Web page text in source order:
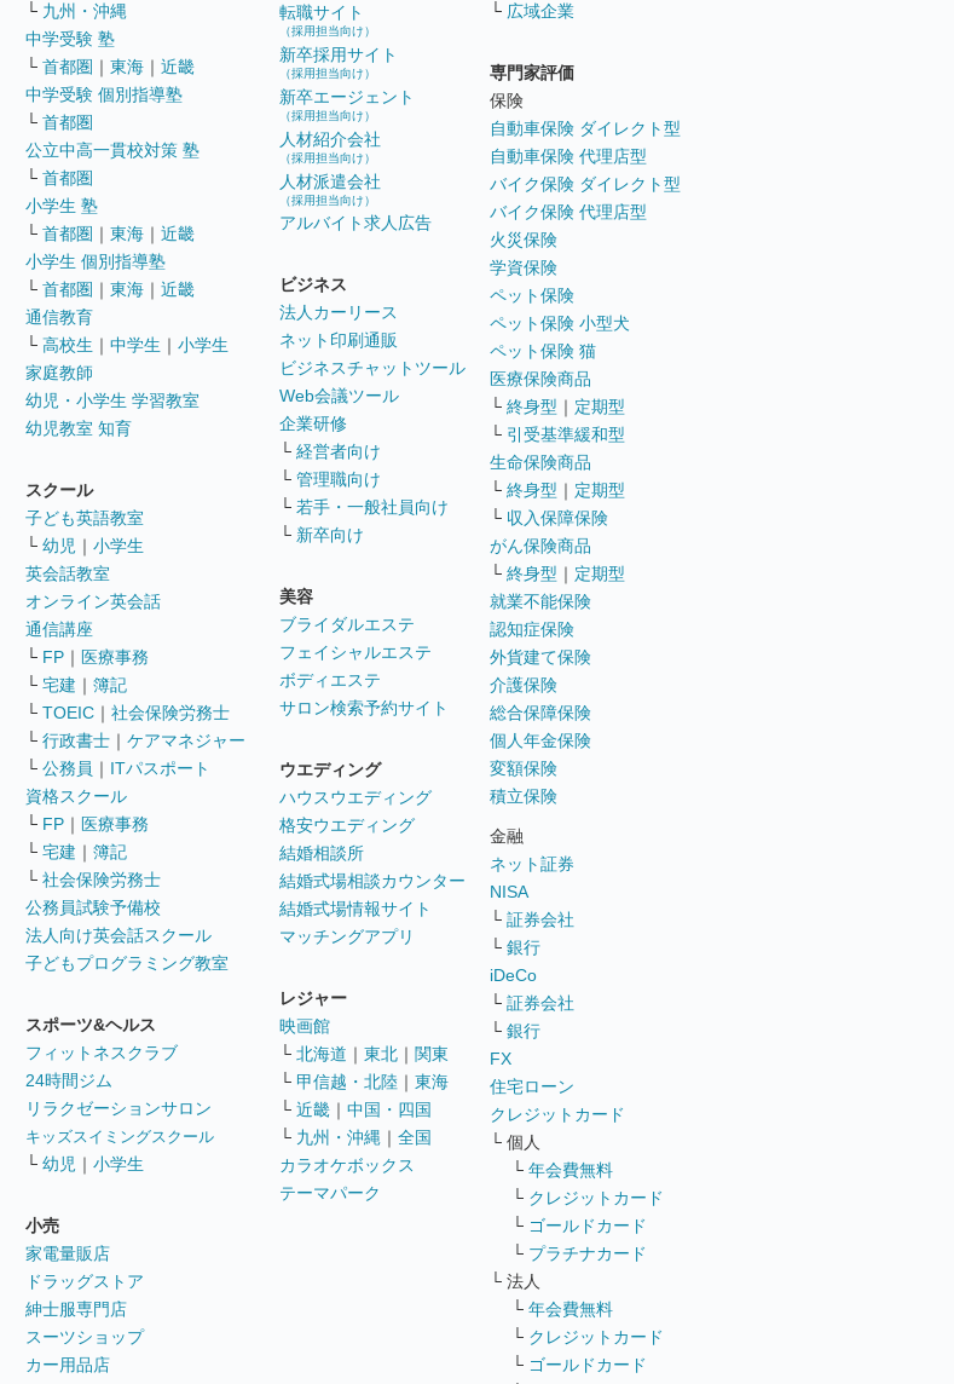
└ 九州・沖縄
中学受験 塾
└ 首都圏 ｜ 東海 ｜ 近畿
中学受験 個別指導塾
└ 首都圏
公立中高一貫校対策 塾
└ 首都圏
小学生 塾
└ 首都圏 ｜ 東海 ｜ 近畿
小学生 個別指導塾
└ 首都圏 ｜ 東海 ｜ 近畿
通信教育
└ 高校生 ｜ 中学生 ｜ 小学生
家庭教師
幼児・小学生 学習教室
幼児教室 知育
スクール
子ども英語教室
└ 幼児 ｜ 小学生
英会話教室
オンライン英会話
通信講座
└ FP ｜ 医療事務
└ 宅建 ｜ 簿記
└ TOEIC ｜ 社会保険労務士
└ 行政書士 ｜ ケアマネジャー
└ 公務員 ｜ ITパスポート
資格スクール
└ FP ｜ 医療事務
└ 宅建 ｜ 簿記
└ 社会保険労務士
公務員試験予備校
法人向け英会話スクール
子どもプログラミング教室
スポーツ&ヘルス
フィットネスクラブ
24時間ジム
リラクゼーションサロン
キッズスイミングスクール
└ 幼児 ｜ 小学生
小売
家電量販店
ドラッグストア
紳士服専門店
スーツショップ
カー用品店
転職サイト
（採用担当向け）
新卒採用サイト
（採用担当向け）
新卒エージェント
（採用担当向け）
人材紹介会社
（採用担当向け）
人材派遣会社
（採用担当向け）
アルバイト求人広告
ビジネス
法人カーリース
ネット印刷通販
ビジネスチャットツール
Web会議ツール
企業研修
└ 経営者向け
└ 管理職向け
└ 若手・一般社員向け
└ 新卒向け
美容
ブライダルエステ
フェイシャルエステ
ボディエステ
サロン検索予約サイト
ウエディング
ハウスウエディング
格安ウエディング
結婚相談所
結婚式場相談カウンター
結婚式場情報サイト
マッチングアプリ
レジャー
映画館
└ 北海道 ｜ 東北 ｜ 関東
└ 甲信越・北陸 ｜ 東海
└ 近畿 ｜ 中国・四国
└ 九州・沖縄 ｜ 全国
カラオケボックス
テーマパーク
└ 広域企業
専門家評価
保険
自動車保険 ダイレクト型
自動車保険 代理店型
バイク保険 ダイレクト型
バイク保険 代理店型
火災保険
学資保険
ペット保険
ペット保険 小型犬
ペット保険 猫
医療保険商品
└ 終身型 ｜ 定期型
└ 引受基準緩和型
生命保険商品
└ 終身型 ｜ 定期型
└ 収入保障保険
がん保険商品
└ 終身型 ｜ 定期型
就業不能保険
認知症保険
外貨建て保険
介護保険
総合保障保険
個人年金保険
変額保険
積立保険
金融
ネット証券
NISA
└ 証券会社
└ 銀行
iDeCo
└ 証券会社
└ 銀行
FX
住宅ローン
クレジットカード
└ 個人
└ 年会費無料
└ クレジットカード
└ ゴールドカード
└ プラチナカード
└ 法人
└ 年会費無料
└ クレジットカード
└ ゴールドカード